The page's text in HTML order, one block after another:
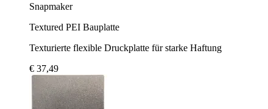
Snapmaker
Textured PEI Bauplatte
Texturierte flexible Druckplatte für starke Haftung
€ 37,49